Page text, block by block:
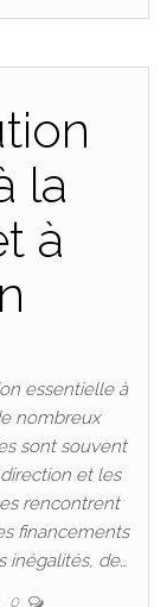
la
à
essentielle à
nombreux
sont souvent
et les
rencontrent
financements
inégalités, de…
0